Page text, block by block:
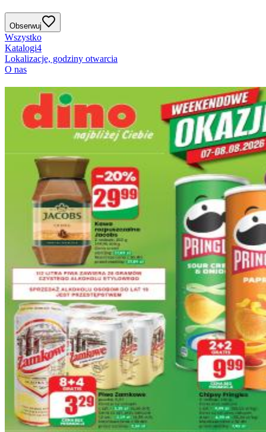
Obserwuj
Wszystko
Katalogi4
Lokalizacje, godziny otwarcia
O nas